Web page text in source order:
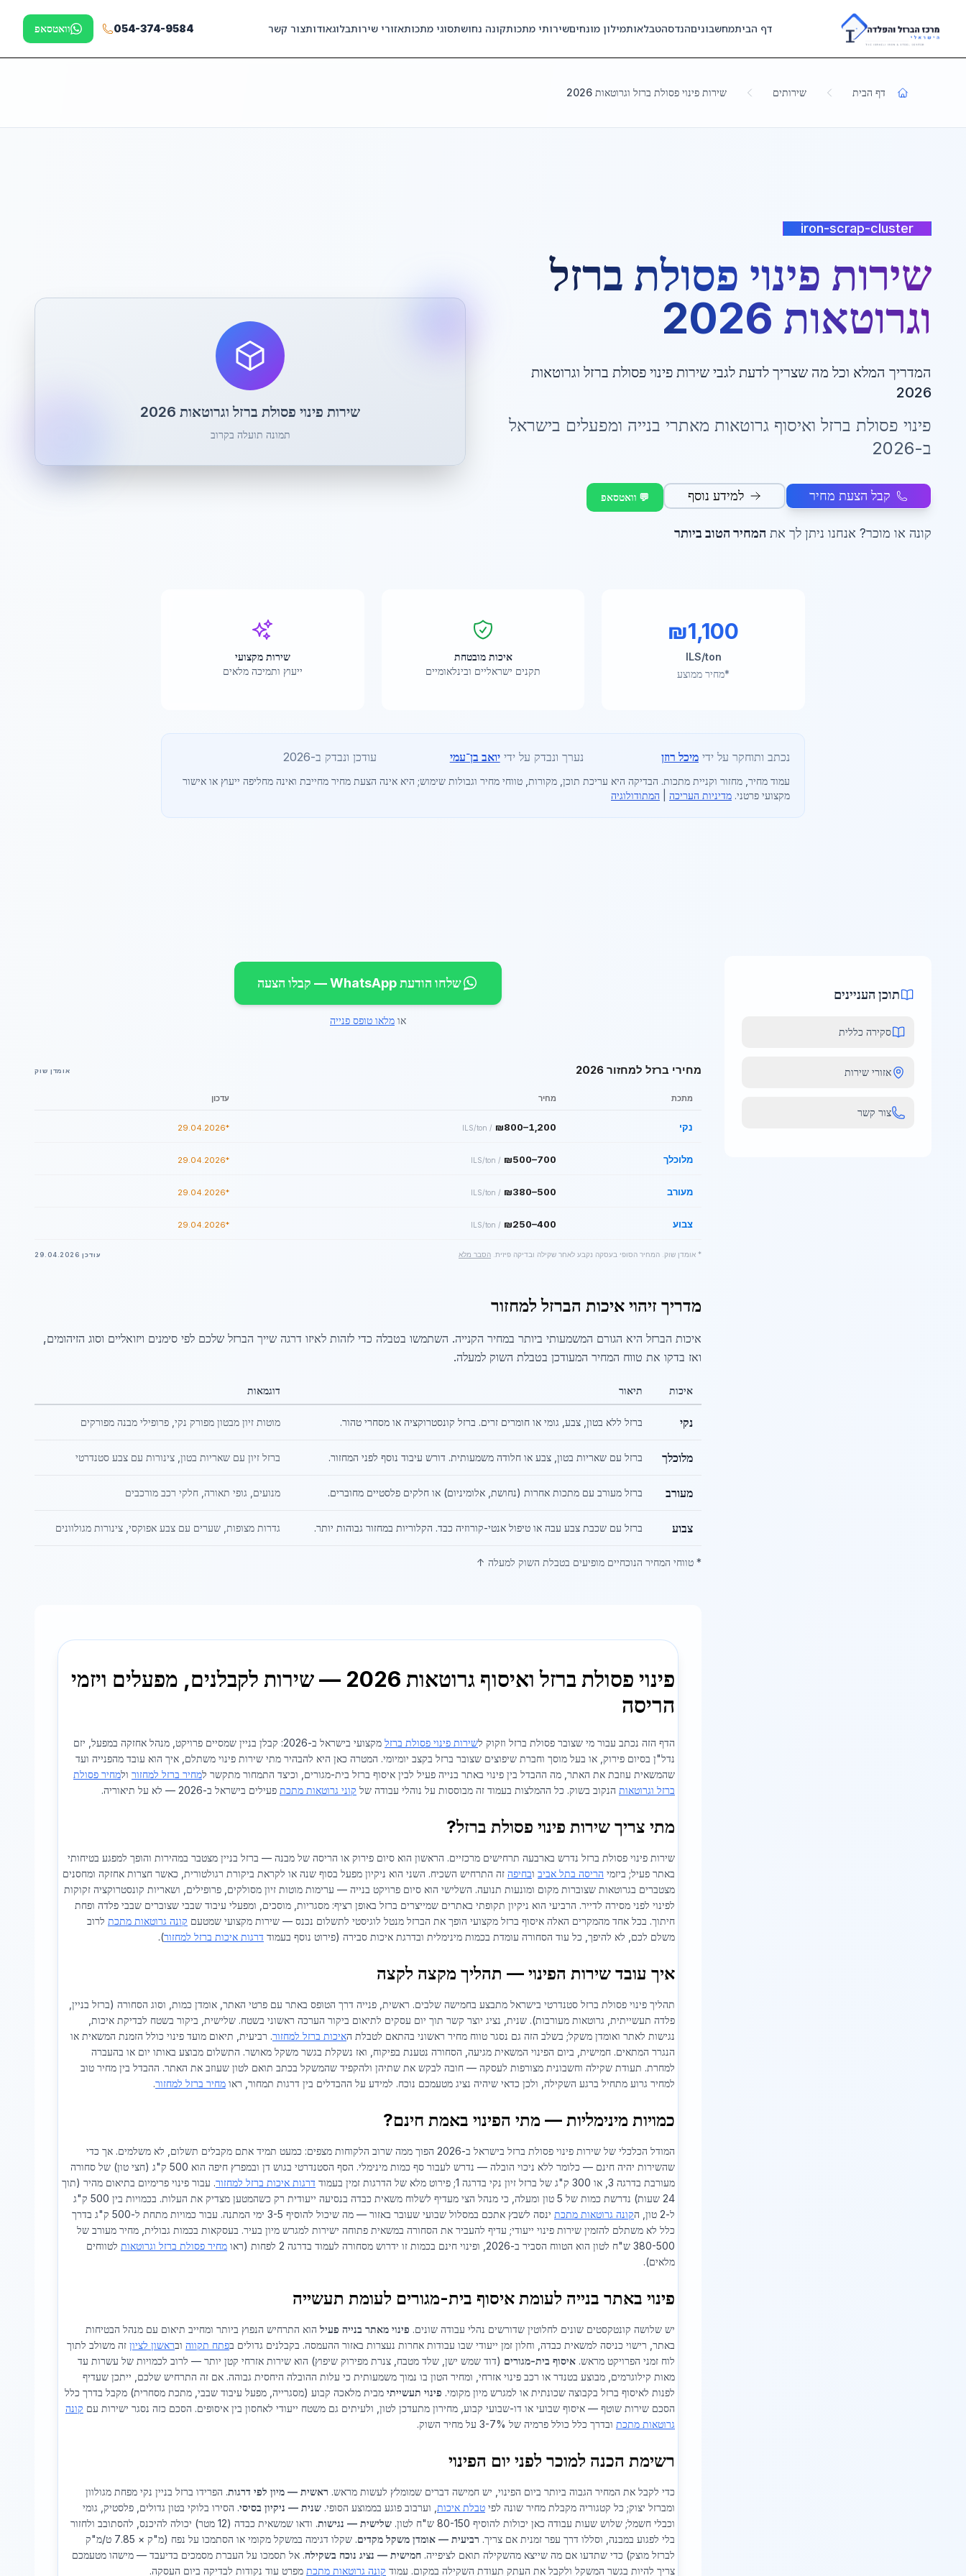
Skip to main content
דף הביתמחשבוניםהנדסהטבלאותמילון מונחיםשירותי מתכותקונה נחושתסוגי מתכותאזורי שירותבלוגאודותצור קשר 054-374-9584 וואטסאפ
דף הבית שירותים שירות פינוי פסולת ברזל וגרוטאות 2026
iron-scrap-cluster
שירות פינוי פסולת ברזל
וגרוטאות 2026
המדריך המלא וכל מה שצריך לדעת לגבי שירות פינוי פסולת ברזל וגרוטאות
2026
פינוי פסולת ברזל ואיסוף גרוטאות מאתרי בנייה ומפעלים בישראל
ב-2026
קבל הצעת מחיר למידע נוסף 💬 וואטסאפ
קונה או מוכר? אנחנו ניתן לך את המחיר הטוב ביותר
שירות פינוי פסולת ברזל וגרוטאות 2026
תמונה תועלה בקרוב
₪1,100
ILS/ton
*מחיר ממוצע
איכות מובטחת
תקנים ישראליים ובינלאומיים
שירות מקצועי
ייעוץ ותמיכה מלאים
נכתב ותוחקר על ידי מיכל רוזן נערך ונבדק על ידייואב בן־עמי עודכן ונבדק ב-2026
עמוד מחיר, מחזור וקניית מתכות. הבדיקה היא עריכת תוכן, מקורות, טווחי מחיר וגבולות שימוש; היא אינה הצעת מחיר מחייבת ואינה מחליפה ייעוץ או אישור
מקצועי פרטני. מדיניות העריכה המתודולוגיה
תוכן העניינים
סקירה כללית
אזורי שירות
צור קשר
שלחו הודעת WhatsApp — קבלו הצעה
או מלאו טופס פנייה
מחירי ברזל למחזור 2026 אומדן שוק
מתכת מחיר עדכון
נקי ₪800–1,200
/
ILS/ton
*29.04.2026
מלוכלך ₪500–700
/
ILS/ton
*29.04.2026
מעורב ₪380–500
/
ILS/ton
*29.04.2026
צבוע ₪250–400
/
ILS/ton
*29.04.2026
* אומדן שוק. המחיר הסופי בעסקה נקבע לאחר שקילה ובדיקה פיזית. הסבר מלא עודכן 29.04.2026
מדריך זיהוי איכות הברזל למחזור
איכות הברזל היא הגורם המשמעותי ביותר במחיר הקנייה. השתמשו בטבלה כדי לזהות לאיזו דרגה שייך הברזל שלכם לפי סימנים ויזואליים וסוג הזיהומים,
ואז בדקו את טווח המחיר המעודכן בטבלת השוק למעלה.
איכות תיאור דוגמאות
נקי ברזל ללא בטון, צבע, גומי או חומרים זרים. ברזל קונסטרוקציה או מסחרי טהור. מוטות זיון מבטון מפורק נקי, פרופילי מבנה מפורקים
מלוכלך ברזל עם שאריות בטון, צבע או חלודה משמעותית. דורש עיבוד נוסף לפני המחזור. ברזל זיון עם שאריות בטון, צינורות עם צבע סטנדרטי
מעורב ברזל מעורב עם מתכות אחרות (נחושת, אלומיניום) או חלקים פלסטיים מחוברים. מנועים, גופי תאורה, חלקי רכב מורכבים
צבוע ברזל עם שכבת צבע עבה או טיפול אנטי-קורוזיה כבד. הקלוריות במחזור גבוהות יותר. גדרות מצופות, שערים עם צבע אפוקסי, צינורות מגולוונים
* טווחי המחיר הנוכחיים מופיעים בטבלת השוק למעלה ↑
פינוי פסולת ברזל ואיסוף גרוטאות 2026 — שירות לקבלנים, מפעלים ויזמי
הריסה
הדף הזה נכתב עבור מי שצובר פסולת ברזל וזקוק לשירות פינוי פסולת ברזל
מקצועי בישראל ב-2026: קבלן בניין שמסיים פרויקט, מנהל אחזקה במפעל, יזם
נדל"ן בסיום פירוק, או בעל מוסך וחברת שיפוצים שצובר ברזל בקצב יומיומי. המטרה כאן היא להבהיר מתי שירות פינוי משתלם, איך הוא עובד מהפנייה ועד
שהמשאית עוזבת את האתר, מה ההבדל בין פינוי באתר בנייה פעיל לבין איסוף ברזל בית-מגורים, וכיצד התמחור מתקשר למחיר ברזל למחזור ולמחיר פסולת
ברזל וגרוטאות הנקוב בשוק. כל ההמלצות בעמוד זה מבוססות על נוהלי עבודה של קוני גרוטאות מתכת פעילים בישראל ב-2026 — לא על תיאוריה.
מתי צריך שירות פינוי פסולת ברזל?
שירות פינוי פסולת ברזל נדרש בארבעה תרחישים מרכזיים. הראשון הוא סיום פירוק או הריסה של מבנה — ברזל בניין מצטבר במהירות והופך למפגע בטיחותי
באתר פעיל; ביזמי הריסה בתל אביב ובחיפה זה התרחיש השכיח. השני הוא ניקיון מפעל בסוף שנה או לקראת ביקורת רגולטורית, כאשר חצרות אחזקה ומחסנים
מצטברים בגרוטאות שצוברות מקום ומונעות תנועה. השלישי הוא סיום פרויקט בנייה — ערימות מוטות זיון מסולקים, פרופילים, ושאריות קונסטרוקציה זקוקות
לפינוי לפני מסירה לדייר. הרביעי הוא ניקיון תקופתי באתרים שמייצרים ברזל באופן רציף: מסגריות, מוסכים, ומפעלי עיבוד שבבי שצוברים שבבי פלדה ופחת
חיתוך. בכל אחד מהמקרים האלה איסוף ברזל מקצועי הופך את הברזל מנטל לוגיסטי לתשלום נכנס — שירות מקצועי שמטעם קונה גרוטאות מתכת לרוב
משלם לכם, לא להיפך, כל עוד הסחורה עומדת בכמות מינימלית ובדרגת איכות סבירה (פירוט נוסף בעמוד דרגות איכות ברזל למחזור).
איך עובד שירות הפינוי — תהליך מקצה לקצה
תהליך פינוי פסולת ברזל סטנדרטי בישראל מתבצע בחמישה שלבים. ראשית, פנייה דרך הטופס באתר עם פרטי האתר, אומדן כמות, וסוג הסחורה (ברזל בניין,
פלדה תעשייתית, גרוטאות מעורבות). שנית, נציג יוצר קשר תוך יום עסקים לתיאום ביקור הערכה ראשוני בשטח. שלישית, ביקור בשטח לבדיקת איכות,
נגישות לאתר ואומדן משקל; בשלב הזה גם נסגר טווח מחיר ראשוני בהתאם לטבלת האיכות ברזל למחזור. רביעית, תיאום מועד פינוי כולל הזמנת המשאית או
הנגרר המתאים. חמישית, ביום הפינוי המשאית מגיעה, הסחורה נטענת בפיקוח, ואז נשקלת בגשר משקל מאושר. התשלום מבוצע באותו יום או בהעברה
למחרת. תעודת שקילה וחשבונית מצורפות לעסקה — חובה לבקש את שתיהן ולהקפיד שהמשקל בכתב תואם לטון שעוזב את האתר. ההבדל בין מחיר טוב
למחיר גרוע מתחיל ברגע השקילה, ולכן כדאי שיהיה נציג מטעמכם נוכח. למידע על ההבדלים בין דרגות תמחור, ראו מחיר ברזל למחזור.
כמויות מינימליות — מתי הפינוי באמת חינם?
המודל הכלכלי של שירות פינוי פסולת ברזל בישראל ב-2026 הפוך ממה שרוב הלקוחות מצפים: כמעט תמיד אתם מקבלים תשלום, לא משלמים. אך כדי
שהשירות יהיה חינם — כלומר ללא ניכוי הובלה — נדרש לעבור סף כמות מינימלי. הסף הסטנדרטי בגוש דן ובמפרץ חיפה הוא 500 ק"ג (חצי טון) של סחורה
מעורבת בדרגה 3, או 300 ק"ג של ברזל זיון נקי בדרגה 1; פירוט מלא של הדרגות זמין בעמוד
דרגות איכות ברזל למחזור. עבור פינוי פרימיום בתיאום מהיר (תוך
24 שעות) נדרשת כמות של 5 טון ומעלה, כי מנהל הצי מעדיף לשלוח משאית כבדה בנסיעה ייעודית רק כשהמטען מצדיק את העלות. בכמויות בין 500 ק"ג
ל-2 טון, ה
קונה גרוטאות מתכת
ינסה לשבץ אתכם במסלול שבועי שעובר באזור — מה שיכול להוסיף 3-5 ימי המתנה. עבור כמויות מתחת ל-500 ק"ג בדרך
כלל לא משתלם להזמין שירות פינוי ייעודי; עדיף להעביר את הסחורה במשאית פתוחה ישירות למגרש מיון בעיר. בעסקאות בכמות גבולית, מחיר מעורב של
380-500 ש"ח לטון הוא הטווח הסביר ב-2026, ופינוי חינם בכמות זו ידרוש מסחורה לעמוד בדרגה 2 לפחות (ראו
מחיר פסולת ברזל וגרוטאות לטווחים
מלאים).
פינוי באתר בנייה לעומת איסוף בית-מגורים לעומת תעשייה
יש שלושה קונטקסטים שונים לחלוטין שדורשים נהלי עבודה שונים. פינוי מאתר בנייה פעיל הוא התרחיש הנפוץ ביותר ומחייב תיאום עם מנהל הבטיחות
באתר, רישוי כניסה למשאית כבדה, וחלון זמן ייעודי שבו עבודות אחרות נעצרות באזור ההעמסה. בקבלנים גדולים בפתח תקווה ובראשון לציון זה משולב לתוך
לוח זמני הפרויקט מראש. איסוף בית-מגורים (דוד שמש ישן, שלד מטבח, צנרת מפירוק שיפוץ) הוא שירות אזרחי קטן יותר — לרוב לכמויות של עשרות עד
מאות קילוגרמים, מבוצע בטנדר או רכב פינוי אזרחי, ומחיר הטון בו נמוך משמעותית כי עלות ההובלה היחסית גבוהה. אם זה התרחיש שלכם, ייתכן שעדיף
לפנות לאיסוף ברזל בקבוצה שכונתית או למגרש מיון מקומי. פינוי תעשייתי מבית מלאכה קבוע (מסגרייה, מפעל עיבוד שבבי, מתכת מסחרית) מקבל בדרך כלל
הסכם שירות שוטף — איסוף שבועי או דו-שבועי קבוע, מחירון מתעדכן לטון, ולעיתים גם משטח ייעודי לאחסון בין איסופים. הסכם כזה נסגר ישירות עם קונה
גרוטאות מתכת ובדרך כלל כולל פרמיה של 3-7% על מחיר השוק.
רשימת הכנה למוכר לפני יום הפינוי
כדי לקבל את המחיר הגבוה ביותר ביום הפינוי, יש חמישה דברים שמומלץ לעשות מראש. ראשית — מיון לפי דרגות. הפרידו ברזל בניין נקי מפחת מגולוון
ומברזל יצוק; כל קטגוריה מקבלת מחיר שונה לפי טבלת איכות , וערבוב פוגע בממוצע הסופי. שנית — ניקיון בסיסי. הסירו בלוקי בטון גדולים, פלסטיק, גומי
וכבלי חשמל; שלוש שעות עבודה כאן יכולות להוסיף 80-150 ש"ח לטון.
שלישית — נגישות
. ודאו שמשאית כבדה (12 מטר) יכולה להיכנס, להסתובב ולחזור
בלי לפגוע במבנה, וסללו דרך עפר זמנית אם צריך. רביעית — אומדן משקל מקדים
. שקלו דגימה במשקל מקומי או הסתמכו על נפח (מ"ק × 7.85 ט/מ"ק
לברזל מוצק) כדי שתדעו אם מה שייצא מהשקילה תואם לציפייה. חמישית — נציג נוכח בשקילה. אל תסמכו על העברת מסמכים בדיעבד — מישהו מטעמכם
צריך להיות בגשר המשקל ולקבל את העתק תעודת השקילה במקום. עמוד קונה גרוטאות מתכת מפרט עוד נקודות לבדיקה ביום העסקה.